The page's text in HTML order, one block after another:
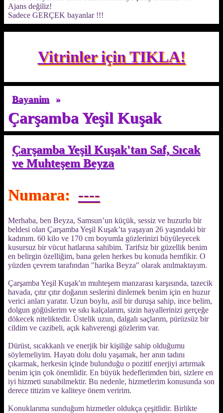
Ajans değiliz!
Sadece GERÇEK bayanlar !!!
Vitrinler için TIKLA!
Bayanim »
Çarşamba Yeşil Kuşak
Çarşamba Yeşil Kuşak'tan Saf, Sıcak
ve Muhteşem Beyza
Numara: ----
Merhaba, ben Beyza, Samsun’un küçük, sessiz ve huzurlu bir
beldesi olan Çarşamba Yeşil Kuşak’ta yaşayan 26 yaşındaki bir
kadınım. 60 kilo ve 170 cm boyumla gözlerinizi büyüleyecek
kusursuz bir vücut hatlarına sahibim. Tarifsiz bir güzellik benim
en belirgin özelliğim, bana gelen herkes bu konuda hemfikir. O
yüzden çevrem tarafından "harika Beyza" olarak anılmaktayım.
Çarşamba Yeşil Kuşak'ın muhteşem manzarası karşısında, tazecik
havada, çıtır çıtır doğanın seslerini dinlemek benim için en huzur
verici anları yaratır. Uzun boylu, asil bir duruşa sahip, ince belim,
dolgun göğüslerim ve sıkı kalçalarım, sizin hayallerinizi gerçeğe
dökecek niteliktedir. Üstelik uzun, dalgalı saçlarım, pürüzsüz bir
cildim ve cazibeli, açık kahverengi gözlerim var.
Dürüst, sıcakkanlı ve enerjik bir kişiliğe sahip olduğumu
söylemeliyim. Hayatı dolu dolu yaşamak, her anın tadını
çıkarmak, herkesin içinde bulunduğu o pozitif enerjiyi artırmak
benim için çok önemlidir. En büyük hedeflerimden biri, sizlere en
iyi hizmeti sunabilmektir. Bu nedenle, hizmetlerim konusunda son
derece titizim ve kaliteye önem veririm.
Konuklarıma sunduğum hizmetler oldukça çeşitlidir. Birlikte